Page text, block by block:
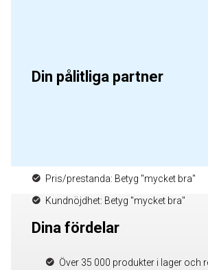
Din pålitliga partner
Pris/prestanda: Betyg "mycket bra"
Kundnöjdhet: Betyg "mycket bra"
Dina fördelar
Över 35 000 produkter i lager och